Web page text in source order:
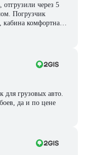
через 5
Погрузчик
кабина комфортная,
для грузовых авто.
да и по цене